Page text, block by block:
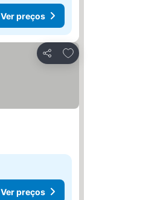
Ver preços
Partilhar
Adicionar aos favoritos
Ver preços